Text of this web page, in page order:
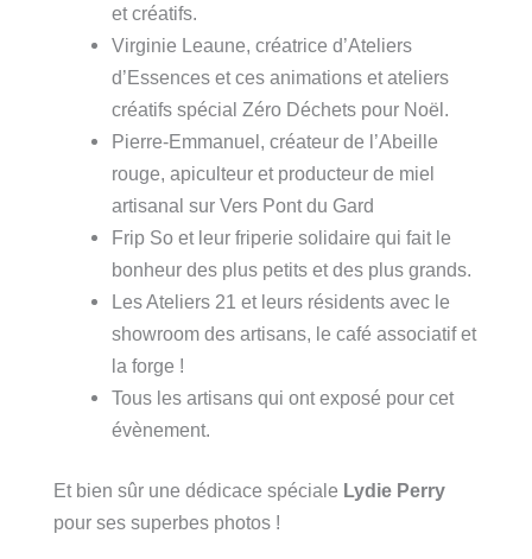
et créatifs.
Virginie Leaune, créatrice d’Ateliers
d’Essences et ces animations et ateliers
créatifs spécial Zéro Déchets pour Noël.
Pierre-Emmanuel, créateur de l’Abeille
rouge, apiculteur et producteur de miel
artisanal sur Vers Pont du Gard
Frip So et leur friperie solidaire qui fait le
bonheur des plus petits et des plus grands.
Les Ateliers 21 et leurs résidents avec le
showroom des artisans, le café associatif et
la forge !
Tous les artisans qui ont exposé pour cet
évènement.
Et bien sûr une dédicace spéciale Lydie Perry
pour ses superbes photos !